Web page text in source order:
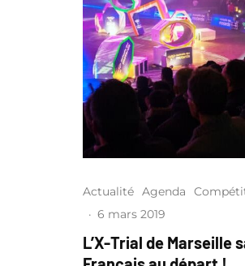
Actualité Agenda
· 6 mars 2019
L’X-Trial de Marseille